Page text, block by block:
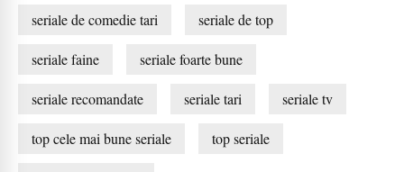
seriale de comedie tari seriale de top
seriale faine seriale foarte bune
seriale recomandate seriale tari seriale tv
top cele mai bune seriale top seriale